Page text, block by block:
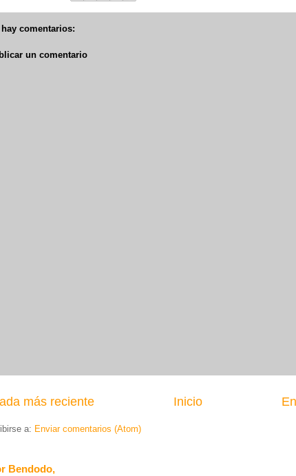
hay comentarios:
un comentario
más reciente Inicio
a: Enviar comentarios (Atom)
Bendodo,